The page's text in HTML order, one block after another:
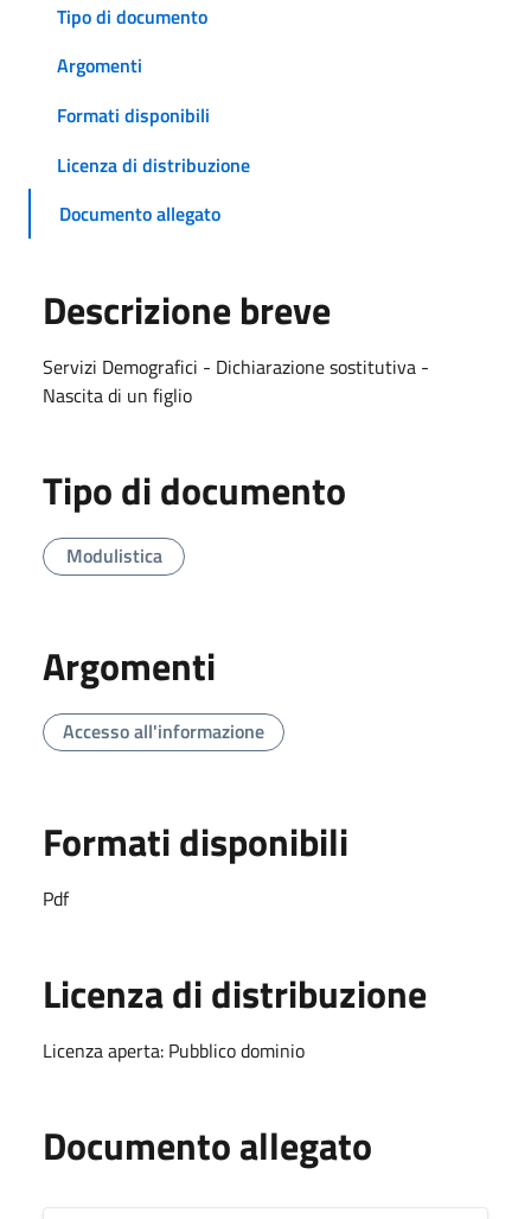
Tipo di documento
Argomenti
Formati disponibili
Licenza di distribuzione
Documento allegato
Descrizione breve
Servizi Demografici - Dichiarazione sostitutiva -
Nascita di un figlio
Tipo di documento
Modulistica
Argomenti
Accesso all'informazione
Formati disponibili
Pdf
Licenza di distribuzione
Licenza aperta: Pubblico dominio
Documento allegato